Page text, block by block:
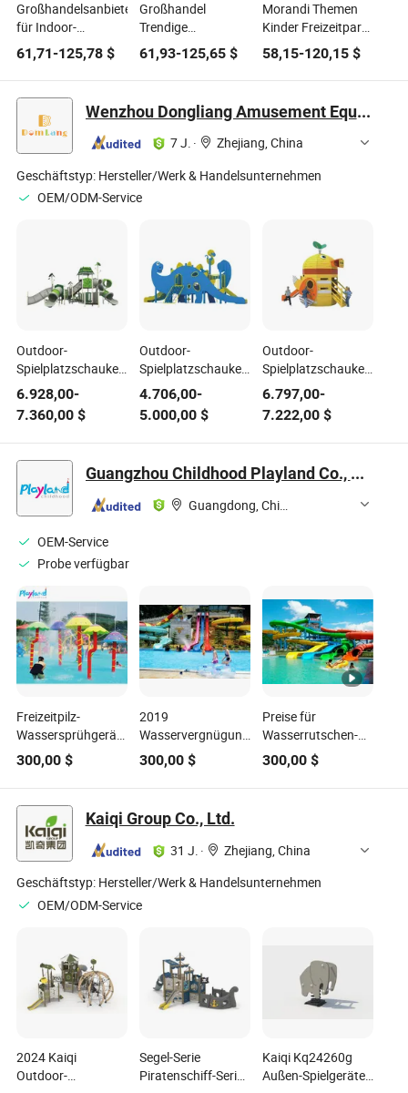
Großhandelsanbieter
für Indoor-
Spielgeräte,
trendige Spielpark-
Ninja-Strecke mit
Kletterwand für
kommerzielle
Familienzentren
61,71-125,78 $
Großhandel
Trendige
Spielplatzgeräte,
Indoor Ninja
Hindernisparcours
& 360° Fahrrad
Großhändler
61,93-125,65$
Morandi Themen
Kinder Freizeitpark
Ausstattungsfabrik
unterstützt
Anpassung von
Spielplatzgeräten,
die für weiches
Spielen von Kindern
verwendet werden
58,15-120,15$
Wenzhou Dongliang Amusement Equipment Co., Ltd
7 J. ·
Zhejiang, China
Geschäftstyp: Hersteller/Werk & Handelsunternehmen
OEM/ODM-Service
Outdoor-
Spielplatzschaukelsets
und Rutsche für
Kinder, PE-Platte,
Kunststoffspielzeug
für Schulen und
Parks,
Freizeitgeräte für
Kinder in Resorts
6.928,00-
7.360,00 $
Outdoor-
Spielplatzschaukelsets
und Rutschen für
Kinder, PE-Platte,
Kunststoffspielzeug
für Schulen und
Freizeitgeräte für
Kinder in Resorts
4.706,00-
5.000,00$
Outdoor-
Spielplatzschaukelsets
und Rutsche für
Kinder, PE-Platte,
Kunststoffspielzeug
für Schulen und
Freizeitgeräte für
6.797,00-
7.222,00$
Guangzhou Childhood Playland Co., Ltd.
Guangdong, China
OEM-Service
Probe verfügbar
Freizeitpilz-
Wassersprühgerät
für Wasserpark zu
verkaufen
300,00 $
2019
Wasservergnügungs-
Spielattraktion
Wasserpark-
Ausrüstung zu
300,00$
Preise für
Wasserrutschen-
Ausrüstung im
Freien für
Erwachsene
300,00$
Kaiqi Group Co., Ltd.
31 J. ·
Zhejiang, China
Geschäftstyp: Hersteller/Werk & Handelsunternehmen
OEM/ODM-Service
2024 Kaiqi
Outdoor-
Segel-Serie
Piratenschiff-Serie
Kaiqi Kq24260g
Außen-Spielgeräte